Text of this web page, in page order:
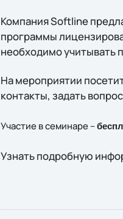
Компания Softline
программы
необходимо учитывать
На мероприятии
контакты, задать
Участие в семинаре –
Узнать подробную